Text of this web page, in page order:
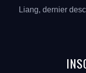
Liang, dernier